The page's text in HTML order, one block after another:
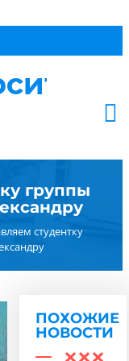
группы
студентку
ПОХОЖИЕ
НОВОСТИ